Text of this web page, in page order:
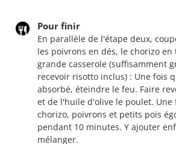
Pour finir
En parallèle de l'étape deux,
les poivrons en dés, le chorizo
grande casserole (suffisamment
recevoir risotto inclus) : Une fois
absorbé, éteindre le feu. Faire
et de l'huile d'olive le poulet. Une
chorizo, poivrons et petits pois
pendant 10 minutes. Y ajouter
mélanger.